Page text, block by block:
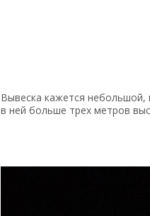
Вывеска кажется небольшой,
в ней больше трех метров